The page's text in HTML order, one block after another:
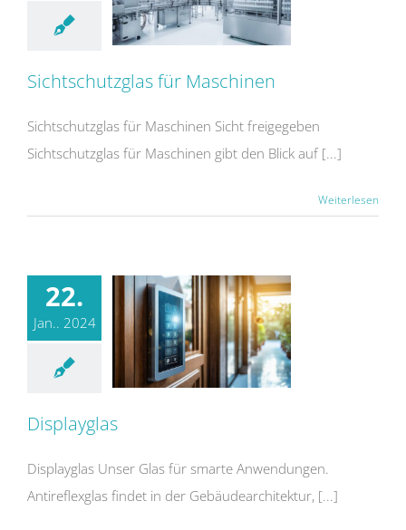
Sichtschutzglas für Maschinen
Sichtschutzglas für Maschinen Sicht freigegeben
Sichtschutzglas für Maschinen gibt den Blick auf [...]
Weiterlesen
22.
Jan.. 2024
Displayglas
Displayglas Unser Glas für smarte Anwendungen.
Antireflexglas findet in der Gebäudearchitektur, [...]